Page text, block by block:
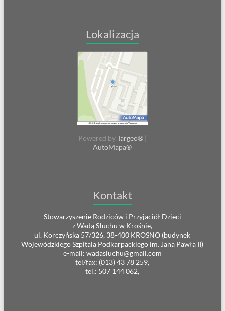
Lokalizacja
Powered byTargeo®|
AutoMapa®
Kontakt
Stowarzyszenie Rodziców i Przyjaciół Dzieci
z Wadą Słuchu w Krośnie,
ul. Korczyńska 57/326, 38-400 KROSNO (budynek
Wojewódzkiego Szpitala Podkarpackiego im. Jana Pawła II)
e-mail: wadasluchu@gmail.com
tel/fax: (013) 43 78 259,
tel.: 507 144 062,